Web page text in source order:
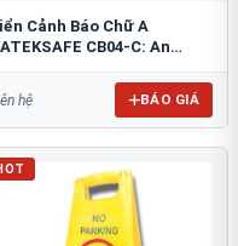
Cảnh Báo Chữ A
CB04-C: An
hệ BÁO GIÁ